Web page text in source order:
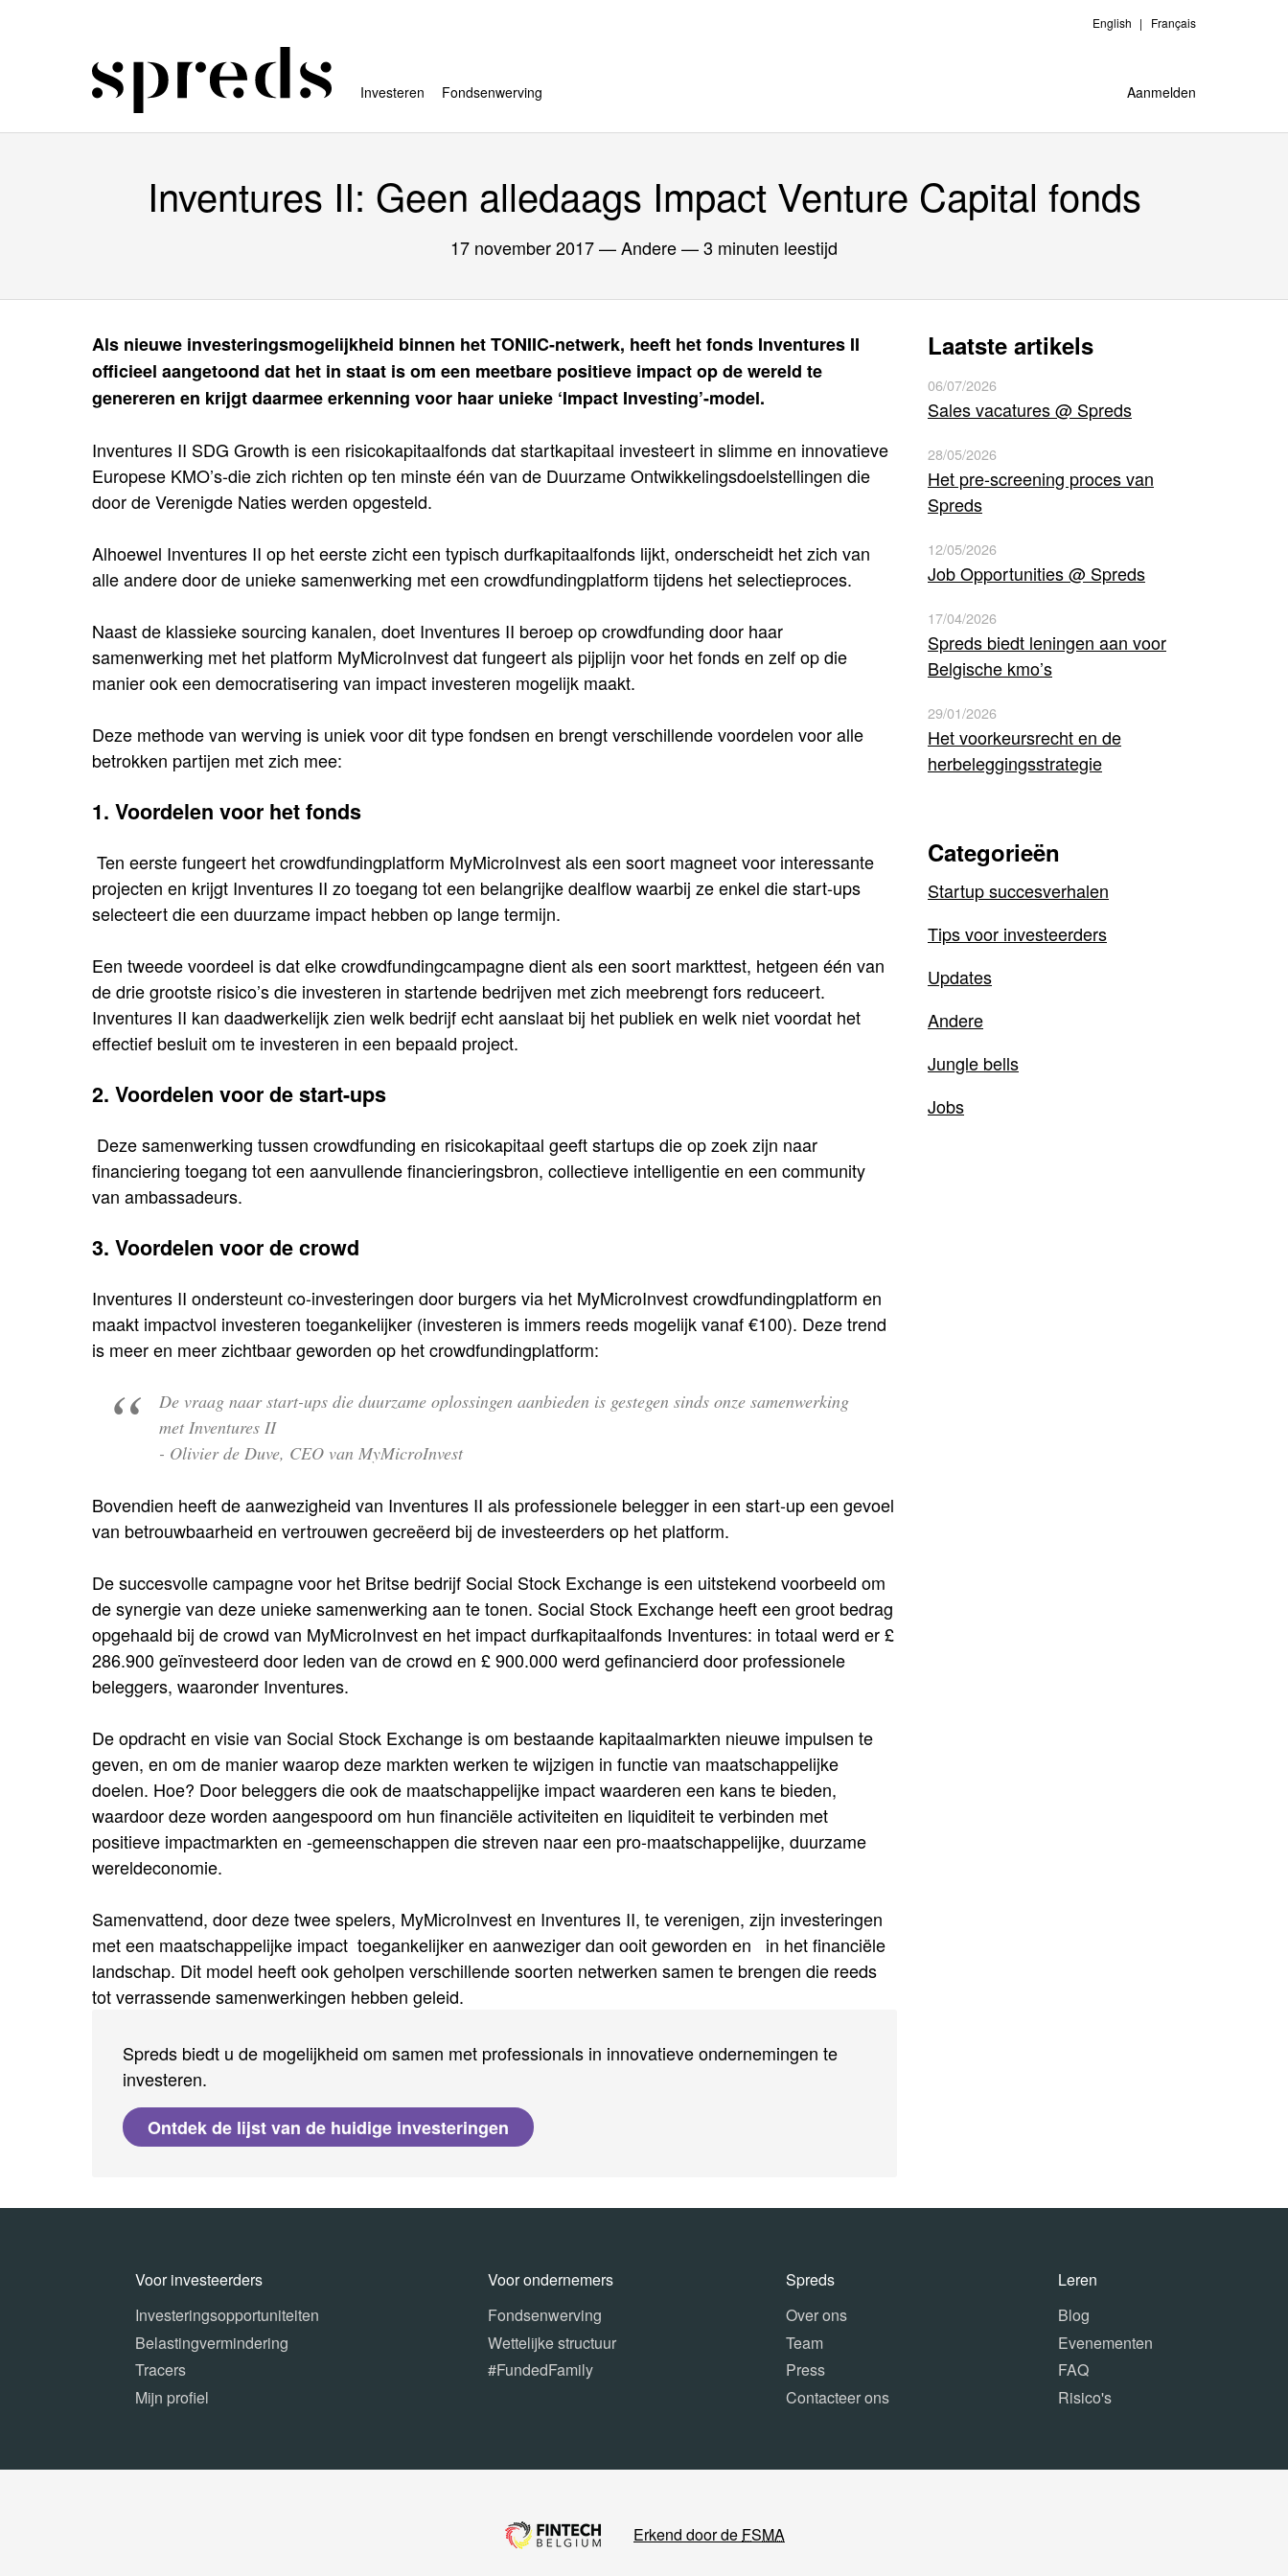
Investeren Fondsenwerving
English Français
Aanmelden
Inventures II: Geen alledaags Impact Venture Capital fonds
17 november 2017— Andere — 3 minuten leestijd
Als nieuwe investeringsmogelijkheid binnen het TONIIC-netwerk, heeft het fonds Inventures II
officieel aangetoond dat het in staat is om een meetbare positieve impact op de wereld te
genereren en krijgt daarmee erkenning voor haar unieke ‘Impact Investing’-model.
Inventures II SDG Growth is een risicokapitaalfonds dat startkapitaal investeert in slimme en innovatieve
Europese KMO’s-die zich richten op ten minste één van de Duurzame Ontwikkelingsdoelstellingen die
door de Verenigde Naties werden opgesteld.
Alhoewel Inventures II op het eerste zicht een typisch durfkapitaalfonds lijkt, onderscheidt het zich van
alle andere door de unieke samenwerking met een crowdfundingplatform tijdens het selectieproces.
Naast de klassieke sourcing kanalen, doet Inventures II beroep op crowdfunding door haar
samenwerking met het platform MyMicroInvest dat fungeert als pijplijn voor het fonds en zelf op die
manier ook een democratisering van impact investeren mogelijk maakt.
Deze methode van werving is uniek voor dit type fondsen en brengt verschillende voordelen voor alle
betrokken partijen met zich mee:
1. Voordelen voor het fonds
Ten eerste fungeert het crowdfundingplatform MyMicroInvest als een soort magneet voor interessante
projecten en krijgt Inventures II zo toegang tot een belangrijke dealflow waarbij ze enkel die start-ups
selecteert die een duurzame impact hebben op lange termijn.
Een tweede voordeel is dat elke crowdfundingcampagne dient als een soort markttest, hetgeen één van
de drie grootste risico’s die investeren in startende bedrijven met zich meebrengt fors reduceert.
Inventures II kan daadwerkelijk zien welk bedrijf echt aanslaat bij het publiek en welk niet voordat het
effectief besluit om te investeren in een bepaald project.
2. Voordelen voor de start-ups
Deze samenwerking tussen crowdfunding en risicokapitaal geeft startups die op zoek zijn naar
financiering toegang tot een aanvullende financieringsbron, collectieve intelligentie en een community
van ambassadeurs.
3. Voordelen voor de crowd
Inventures II ondersteunt co-investeringen door burgers via het MyMicroInvest crowdfundingplatform en
maakt impactvol investeren toegankelijker (investeren is immers reeds mogelijk vanaf €100). Deze trend
is meer en meer zichtbaar geworden op het crowdfundingplatform:
De vraag naar start-ups die duurzame oplossingen aanbieden is gestegen sinds onze samenwerking
met Inventures II
- Olivier de Duve, CEO van MyMicroInvest
Bovendien heeft de aanwezigheid van Inventures II als professionele belegger in een start-up een gevoel
van betrouwbaarheid en vertrouwen gecreëerd bij de investeerders op het platform.
De succesvolle campagne voor het Britse bedrijf Social Stock Exchange is een uitstekend voorbeeld om
de synergie van deze unieke samenwerking aan te tonen. Social Stock Exchange heeft een groot bedrag
opgehaald bij de crowd van MyMicroInvest en het impact durfkapitaalfonds Inventures: in totaal werd er £
286.900 geïnvesteerd door leden van de crowd en £ 900.000 werd gefinancierd door professionele
beleggers, waaronder Inventures.
De opdracht en visie van Social Stock Exchange is om bestaande kapitaalmarkten nieuwe impulsen te
geven, en om de manier waarop deze markten werken te wijzigen in functie van maatschappelijke
doelen. Hoe? Door beleggers die ook de maatschappelijke impact waarderen een kans te bieden,
waardoor deze worden aangespoord om hun financiële activiteiten en liquiditeit te verbinden met
positieve impactmarkten en -gemeenschappen die streven naar een pro-maatschappelijke, duurzame
wereldeconomie.
Samenvattend, door deze twee spelers, MyMicroInvest en Inventures II, te verenigen, zijn investeringen
met een maatschappelijke impact toegankelijker en aanweziger dan ooit geworden en in het financiële
landschap. Dit model heeft ook geholpen verschillende soorten netwerken samen te brengen die reeds
tot verrassende samenwerkingen hebben geleid.
Spreds biedt u de mogelijkheid om samen met professionals in innovatieve ondernemingen te
investeren.
Ontdek de lijst van de huidige investeringen
Laatste artikels
06/07/2026
Sales vacatures @ Spreds
28/05/2026
Het pre-screening proces van
Spreds
12/05/2026
Job Opportunities @ Spreds
17/04/2026
Spreds biedt leningen aan voor
Belgische kmo’s
29/01/2026
Het voorkeursrecht en de
herbeleggingsstrategie
Categorieën
Startup succesverhalen
Tips voor investeerders
Updates
Andere
Jungle bells
Jobs
Voor investeerders
Investeringsopportuniteiten
Belastingvermindering
Tracers
Mijn profiel
Voor ondernemers
Fondsenwerving
Wettelijke structuur
#FundedFamily
Spreds
Over ons
Team
Press
Contacteer ons
Leren
Blog
Evenementen
FAQ
Risico's
Erkend door de FSMA